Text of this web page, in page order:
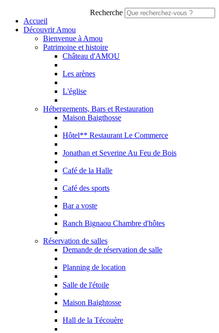
Recherche
Accueil
Découvrir Amou
Bienvenue à Amou
Patrimoine et histoire
Château d'AMOU
Les arènes
L'église
Hébergements, Bars et Restauration
Maison Baigthosse
Hôtel** Restaurant Le Commerce
Jonathan et Severine Au Feu de Bois
Café de la Halle
Café des sports
Bar a voste
Ranch Bignaou Chambre d'hôtes
Réservation de salles
Demande de réservation de salle
Planning de location
Salle de l'étoile
Maison Baightosse
Hall de la Técouère